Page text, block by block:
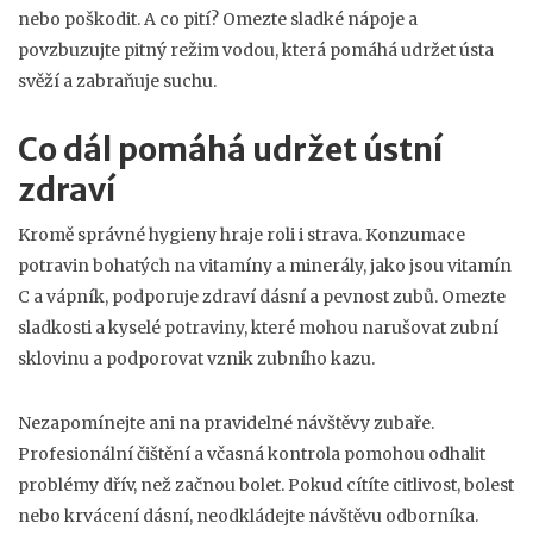
nebo poškodit. A co pití? Omezte sladké nápoje a
povzbuzujte pitný režim vodou, která pomáhá udržet ústa
svěží a zabraňuje suchu.
Co dál pomáhá udržet ústní
zdraví
Kromě správné hygieny hraje roli i strava. Konzumace
potravin bohatých na vitamíny a minerály, jako jsou vitamín
C a vápník, podporuje zdraví dásní a pevnost zubů. Omezte
sladkosti a kyselé potraviny, které mohou narušovat zubní
sklovinu a podporovat vznik zubního kazu.
Nezapomínejte ani na pravidelné návštěvy zubaře.
Profesionální čištění a včasná kontrola pomohou odhalit
problémy dřív, než začnou bolet. Pokud cítíte citlivost, bolest
nebo krvácení dásní, neodkládejte návštěvu odborníka.